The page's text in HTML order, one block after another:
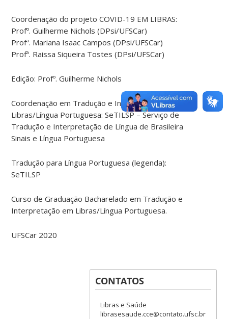
Coordenação do projeto COVID-19 EM LIBRAS:
Profº. Guilherme Nichols (DPsi/UFSCar)
Profª. Mariana Isaac Campos (DPsi/UFSCar)
Profª. Raissa Siqueira Tostes (DPsi/UFSCar)
Edição: Profº. Guilherme Nichols
Coordenação em Tradução e Interpretação em
Libras/Língua Portuguesa: SeTILSP – Serviço de
Tradução e Interpretação de Língua de Brasileira
Sinais e Língua Portuguesa
Tradução para Língua Portuguesa (legenda):
SeTILSP
Curso de Graduação Bacharelado em Tradução e
Interpretação em Libras/Língua Portuguesa.
UFSCar 2020
CONTATOS
Libras e Saúde
librasesaude.cce@contato.ufsc.br